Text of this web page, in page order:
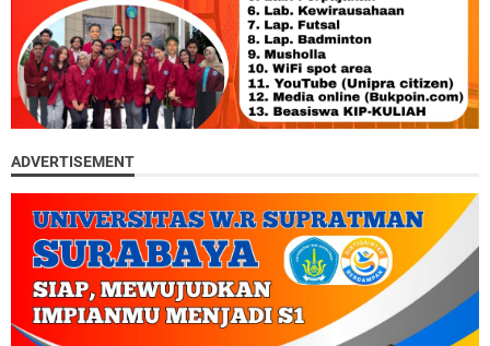
ADVERTISEMENT